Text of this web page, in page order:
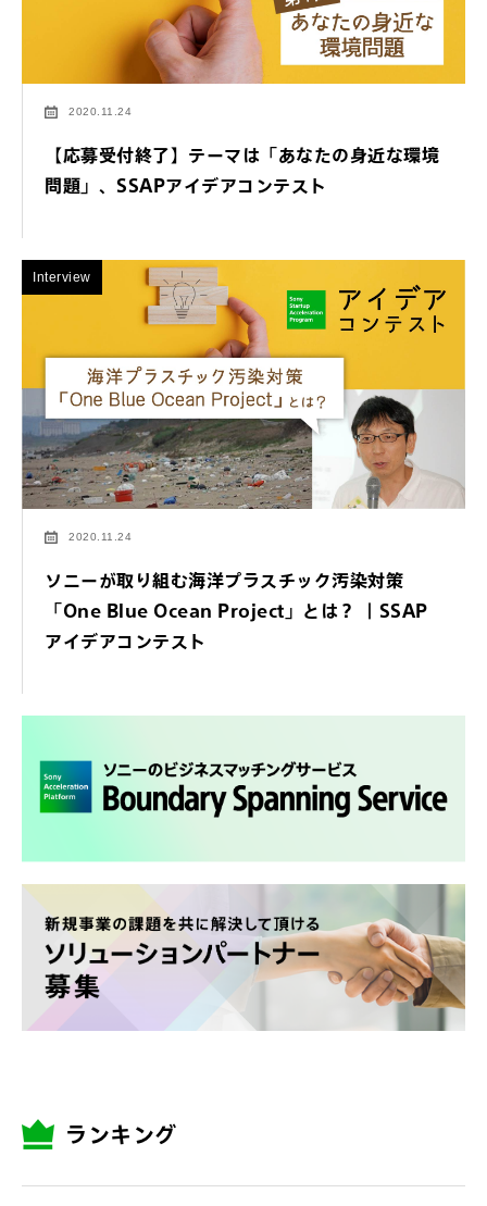
2020.11.24
【応募受付終了】テーマは「あなたの身近な環境
問題」、SSAPアイデアコンテスト
Interview
2020.11.24
ソニーが取り組む海洋プラスチック汚染対策
「One Blue Ocean Project」とは？ ｜SSAP
アイデアコンテスト
ランキング